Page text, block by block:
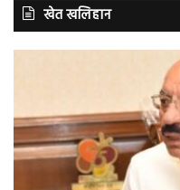
खेत खलिहान